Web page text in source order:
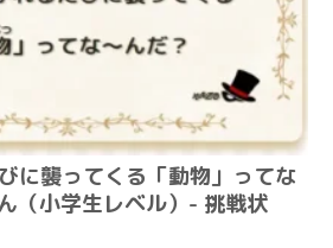
に襲ってくる「動物」ってな
（小学生レベル）- 挑戦状